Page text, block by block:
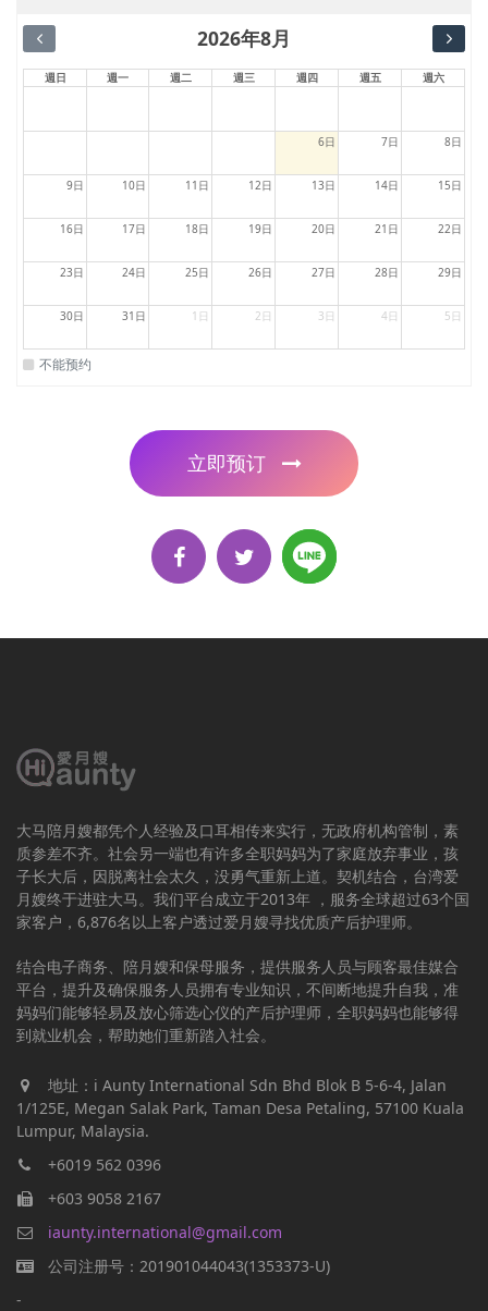
2026年8月
週日 週一 週二 週三 週四 週五 週六
6日 7日 8日
9日 10日 11日 12日 13日 14日 15日
16日 17日 18日 19日 20日 21日 22日
23日 24日 25日 26日 27日 28日 29日
30日 31日 1日 2日 3日 4日 5日
不能预约
立即预订
大马陪月嫂都凭个人经验及口耳相传来实行，无政府机构管制，素
质参差不齐。社会另一端也有许多全职妈妈为了家庭放弃事业，孩
子长大后，因脱离社会太久，没勇气重新上道。契机结合，台湾爱
月嫂终于进驻大马。我们平台成立于2013年 ，服务全球超过63个国
家客户，6,876名以上客户透过爱月嫂寻找优质产后护理师。
结合电子商务、陪月嫂和保母服务，提供服务人员与顾客最佳媒合
平台，提升及确保服务人员拥有专业知识，不间断地提升自我，准
妈妈们能够轻易及放心筛选心仪的产后护理师，全职妈妈也能够得
到就业机会，帮助她们重新踏入社会。
地址：i Aunty International Sdn Bhd Blok B 5-6-4, Jalan
1/125E, Megan Salak Park, Taman Desa Petaling, 57100 Kuala
Lumpur, Malaysia.
+6019 562 0396
+603 9058 2167
iaunty.international@gmail.com
公司注册号：201901044043(1353373-U)
-